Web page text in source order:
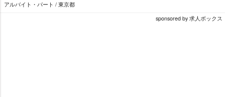
アルバイト・パート / 東京都
sponsored by 求人ボックス